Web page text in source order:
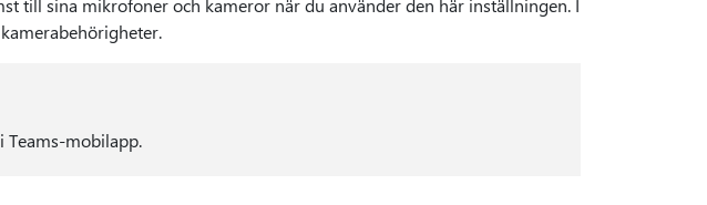
till sina mikrofoner och kameror när du använder den här inställningen. I
Teams-mobilapp.